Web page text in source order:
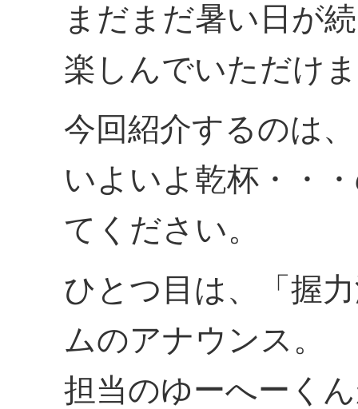
まだまだ暑い日が
楽しんでいただけ
今回紹介するのは
いよいよ乾杯・・
てください。
ひとつ目は、「握
ムのアナウンス。
担当のゆーへーく